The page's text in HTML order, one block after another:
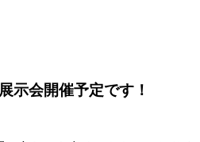
示会開催予定です！